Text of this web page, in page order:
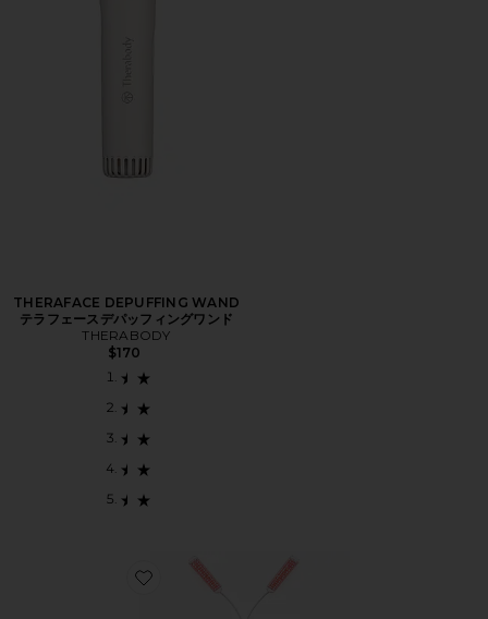
THERAFACE DEPUFFING WAND
テラフェースデパッフィングワンド
THERABODY
$170
Favorite LIGHT THERAPY LEDとNIRスタンドライト